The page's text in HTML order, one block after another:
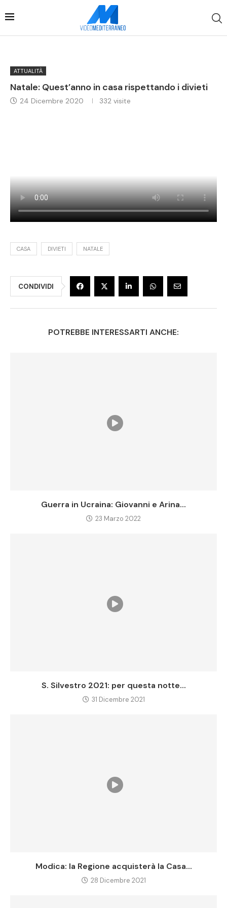
ATTUALITÀ
Natale: Quest’anno in casa rispettando i divieti
24 Dicembre 2020 332 visite
CASA DIVIETI NATALE
CONDIVIDI
POTREBBE INTERESSARTI ANCHE:
Guerra in Ucraina: Giovanni e Arina...
23 Marzo 2022
S. Silvestro 2021: per questa notte...
31 Dicembre 2021
Modica: la Regione acquisterà la Casa...
28 Dicembre 2021